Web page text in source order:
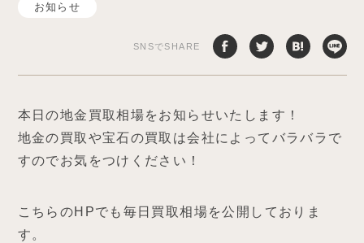
お知らせ
SNSでSHARE
本日の地金買取相場をお知らせいたします！
地金の買取や宝石の買取は会社によってバラバラで
すのでお気をつけください！
こちらのHPでも毎日買取相場を公開しておりま
す。